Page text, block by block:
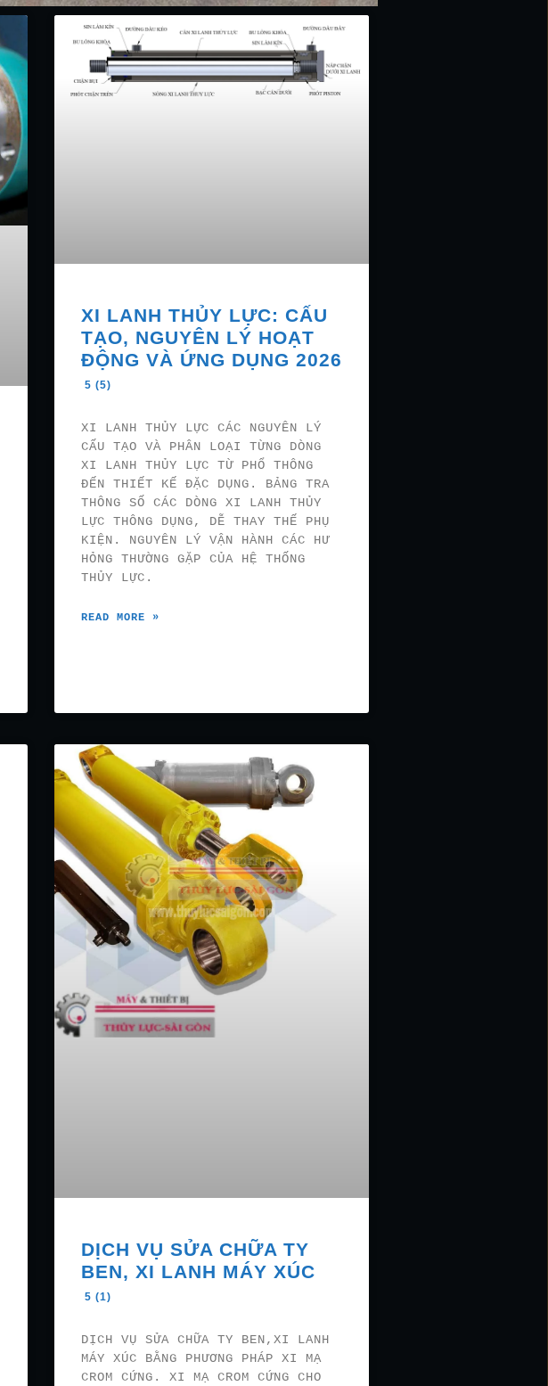
XI LANH THỦY LỰC: CẤU
TẠO, NGUYÊN LÝ HOẠT
ĐỘNG VÀ ỨNG DỤNG 2026
5 (5)
XI LANH THỦY LỰC CÁC NGUYÊN LÝ
CẤU TẠO VÀ PHÂN LOẠI TỪNG DÒNG
XI LANH THỦY LỰC TỪ PHỔ THÔNG
ĐẾN THIẾT KẾ ĐẶC DỤNG. BẢNG TRA
THÔNG SỐ CÁC DÒNG XI LANH THỦY
LỰC THÔNG DỤNG, DỄ THAY THẾ PHỤ
KIỆN. NGUYÊN LÝ VẬN HÀNH CÁC HƯ
HỎNG THƯỜNG GẶP CỦA HỆ THỐNG
THỦY LỰC.
READ MORE »
DỊCH VỤ SỬA CHỮA TY
BEN, XI LANH MÁY XÚC
5 (1)
DỊCH VỤ SỬA CHỮA TY BEN,XI LANH
MÁY XÚC BẰNG PHƯƠNG PHÁP XI MẠ
CROM CỨNG. XI MẠ CROM CỨNG CHO